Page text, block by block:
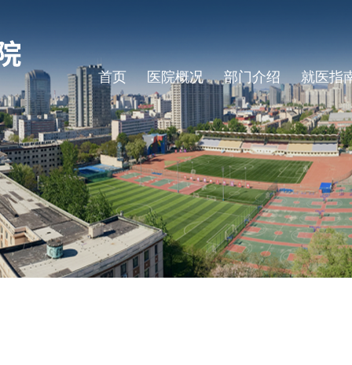
首页 医院概况 部门介绍 就医指